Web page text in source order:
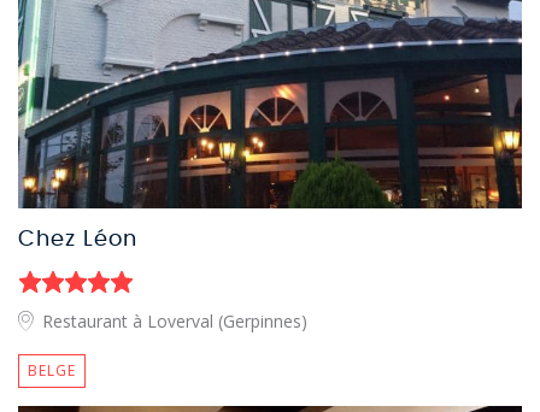
Chez Léon
Restaurant à Loverval (Gerpinnes)
BELGE